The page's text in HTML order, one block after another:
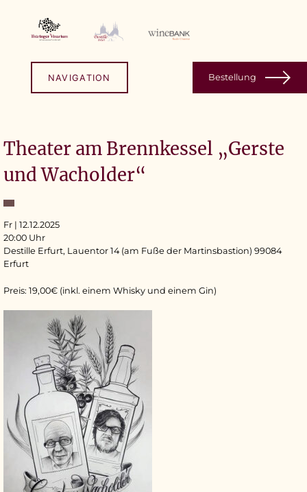
content
Bestellung
NAVIGATION
Theater am Brennkessel „Gerste
und Wacholder“
Fr | 12.12.2025
20:00 Uhr
Destille Erfurt, Lauentor 14 (am Fuße der Martinsbastion) 99084
Erfurt
Preis: 19,00€ (inkl. einem Whisky und einem Gin)